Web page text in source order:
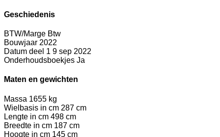
Geschiedenis
BTW/Marge Btw
Bouwjaar 2022
Datum deel 1 9 sep 2022
Onderhoudsboekjes Ja
Maten en gewichten
Massa 1655 kg
Wielbasis in cm 287 cm
Lengte in cm 498 cm
Breedte in cm 187 cm
Hoogte in cm 145 cm